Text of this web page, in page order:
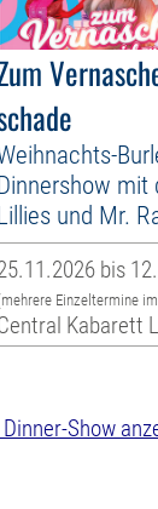
mit
und Mr.
bis
Einzeltermine
Kabarett